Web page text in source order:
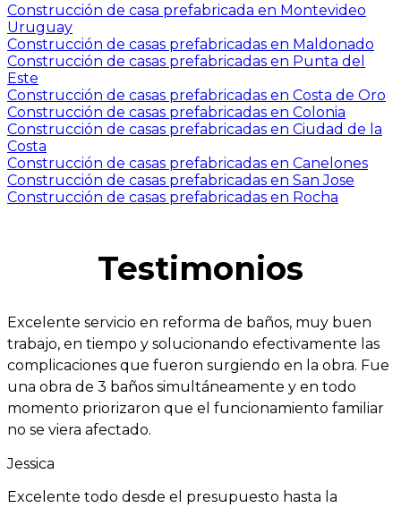
Construcción de casa prefabricada en Montevideo
Uruguay
Construcción de casas prefabricadas en Maldonado
Construcción de casas prefabricadas en Punta del
Este
Construcción de casas prefabricadas en Costa de Oro
Construcción de casas prefabricadas en Colonia
Construcción de casas prefabricadas en Ciudad de la
Costa
Construcción de casas prefabricadas en Canelones
Construcción de casas prefabricadas en San Jose
Construcción de casas prefabricadas en Rocha
Testimonios
Excelente servicio en reforma de baños, muy buen
trabajo, en tiempo y solucionando efectivamente las
complicaciones que fueron surgiendo en la obra. Fue
una obra de 3 baños simultáneamente y en todo
momento priorizaron que el funcionamiento familiar
no se viera afectado.
Jessica
Excelente todo desde el presupuesto hasta la